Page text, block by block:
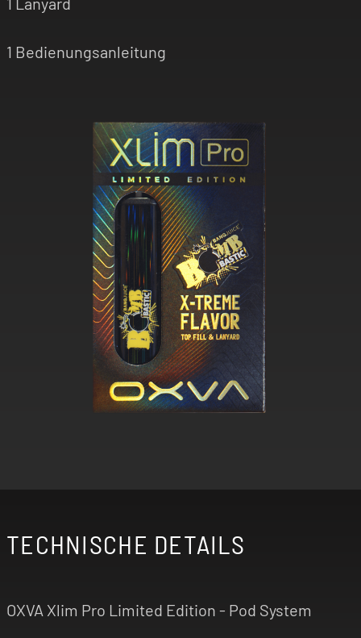
1 Bedienungsanleitung
TECHNISCHE DETAILS
OXVA Xlim Pro Limited Edition - Pod System